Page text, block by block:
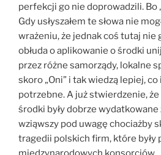
perfekcji go nie doprowadzili. Bo
Gdy usłyszałem te słowa nie
wrażeniu, że jednak coś tutaj nie
obłuda o aplikowanie o środki
przez różne samorządy, lokalne
skoro „Oni” i tak wiedzą lepiej,
potrzebne. A już stwierdzenie,
środki były dobrze wydatkowane
wziąwszy pod uwagę chociażby
tragedii polskich firm, które były